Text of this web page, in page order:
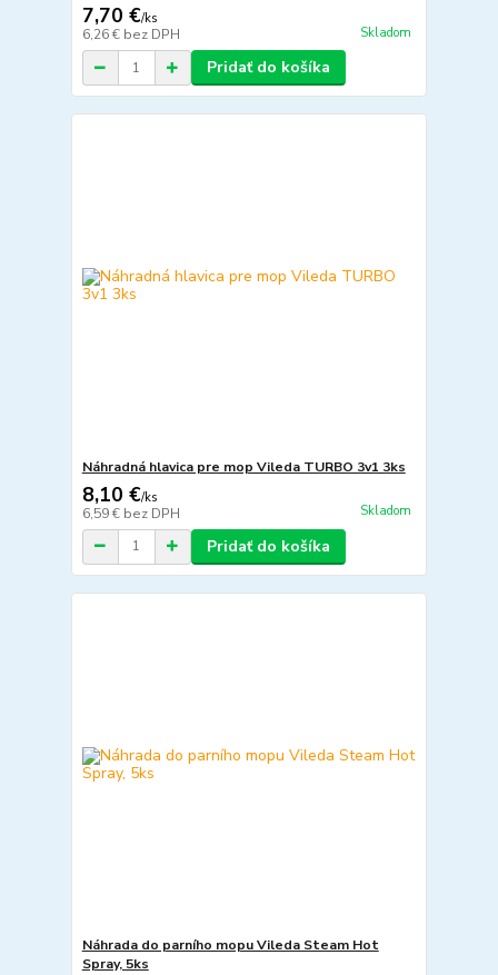
7,70 €/ks
6,26 € bez DPH Skladom
Pridať do košíka
Náhradná hlavica pre mop Vileda TURBO 3v1 3ks
8,10 €/ks
6,59 € bez DPH Skladom
Pridať do košíka
Náhrada do parního mopu Vileda Steam Hot
Spray, 5ks